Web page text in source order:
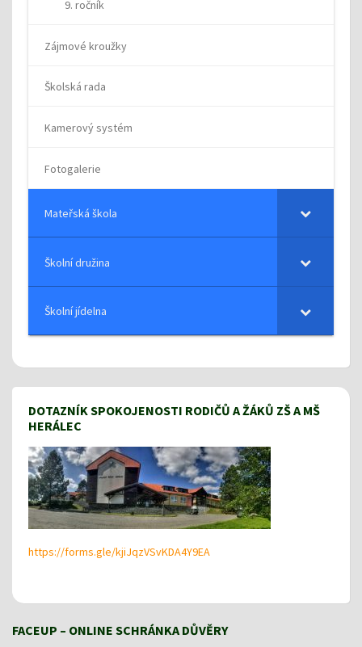
9. ročník
Zájmové kroužky
Školská rada
Kamerový systém
Fotogalerie
Mateřská škola
Školní družina
Školní jídelna
DOTAZNÍK SPOKOJENOSTI RODIČŮ A ŽÁKŮ ZŠ A MŠ
HERÁLEC
https://forms.gle/kjiJqzVSvKDA4Y9EA
FACEUP – ONLINE SCHRÁNKA DŮVĚRY